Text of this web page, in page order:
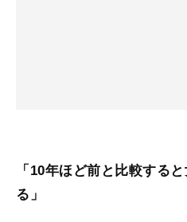
「10年ほど前と比較する
る」